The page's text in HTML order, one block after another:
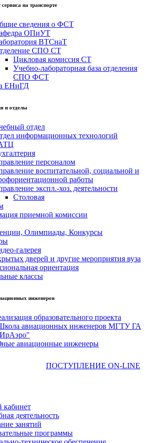
на транспорте
сведения о ФСТ
ОПиУТ
ВТСнаТ
СПО СТ
Цикловая комиссия СТ
Учебно-лабораторная база отделения
СПО ФСТ
ЕНиГД
и отделы
отдел
информационных технологий
персоналом
воспитательной, социальной и
работы
экспл.-хоз. деятельности
Столовая
приемной комиссии
Олимпиады, Конкурсы
галерея
дверей и другие мероприятия вуза
ориентация
классы
инженеров
образовательного проекта
авиационных инженеров МГТУ ГА
авиационные инженеры
ПОСТУПЛЕНИЕ ON-LINE
деятельность
занятий
программы